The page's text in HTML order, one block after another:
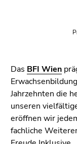
Das BFI Wien
Jahrzehnten die
unseren
eröffnen wir
fachliche